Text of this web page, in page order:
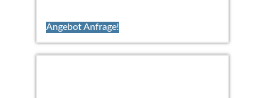
Angebot Anfrage!